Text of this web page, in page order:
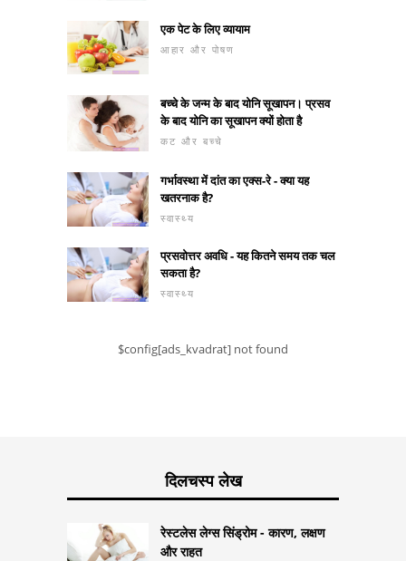
एक पेट के लिए व्यायाम
आहार और पोषण
बच्चे के जन्म के बाद योनि सूखापन। प्रसव
के बाद योनि का सूखापन क्यों होता है
कट और बच्चे
गर्भावस्था में दांत का एक्स-रे - क्या यह
खतरनाक है?
स्वास्थ्य
प्रसवोत्तर अवधि - यह कितने समय तक चल
सकता है?
स्वास्थ्य
$config[ads_kvadrat] not found
दिलचस्प लेख
रेस्टलेस लेग्स सिंड्रोम - कारण, लक्षण
और राहत